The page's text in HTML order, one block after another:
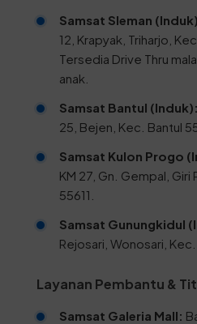
Samsat Sleman
12, Krapyak, Triharjo,
Tersedia Drive Thru
anak.
Samsat Bantul (Induk):
25, Bejen, Kec. Bantul
Samsat Kulon Progo
KM 27, Gn. Gempal,
55611.
Samsat Gunungkidul
Rejosari, Wonosari,
Layanan Pembantu &
Samsat Galeria Mall: